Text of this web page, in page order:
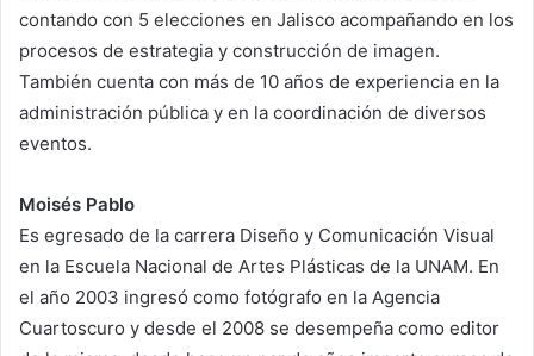
contando con 5 elecciones en Jalisco acompañando en los
procesos de estrategia y construcción de imagen.
También cuenta con más de 10 años de experiencia en la
administración pública y en la coordinación de diversos
eventos.
Moisés Pablo
Es egresado de la carrera Diseño y Comunicación Visual
en la Escuela Nacional de Artes Plásticas de la UNAM. En
el año 2003 ingresó como fotógrafo en la Agencia
Cuartoscuro y desde el 2008 se desempeña como editor